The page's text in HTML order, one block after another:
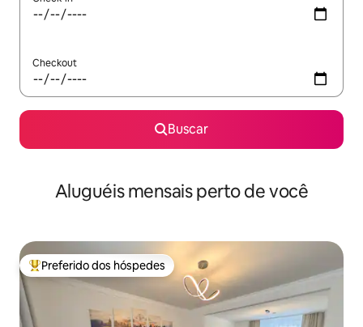
Checkout
Buscar
Aluguéis mensais perto de você
Entre os melhores preferidos dos hóspedes
Preferido dos hóspedes